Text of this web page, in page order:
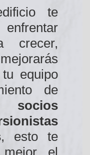
te
crecer,
equipo
de
, esto te